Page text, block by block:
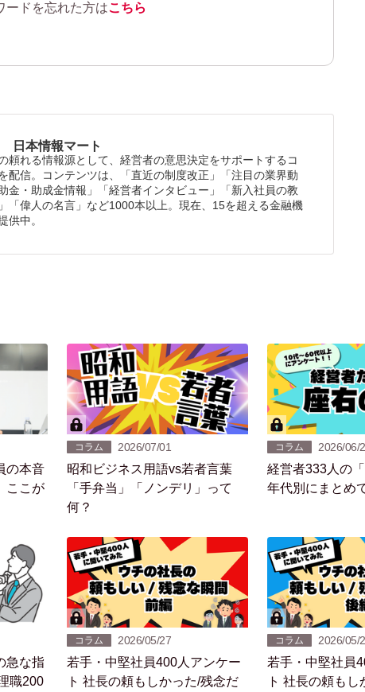
ードを忘れた方はこちら
日本情報マート
頼れる情報源として、経営者の意思決定をサポートするコ
配信。コンテンツは、「直近の制度改正」「注目の業界動
金・助成金情報」「経営者インタビュー」「新入社員の教
「偉人の名言」など1000本以上。現在、15を超える金融機
供中。
の本音
ここが
コラム 2026/07/01
昭和ビジネス用語vs若者言葉
「手弁当」「ノンデリ」って
何？
コラム 2026/06/
経営者333人の
年代別にまとめ
急な指
職200
コラム 2026/05/27
若手・中堅社員400人アンケー
ト 社長の頼もしかった/残念だ
コラム 2026/05/
若手・中堅社員
ト 社長の頼も